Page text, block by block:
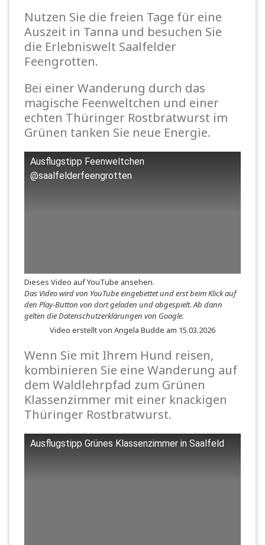
Nutzen Sie die freien Tage für eine
Auszeit in Tanna und besuchen Sie
die Erlebniswelt Saalfelder
Feengrotten.
Bei einer Wanderung durch das
magische Feenweltchen und einer
echten Thüringer Rostbratwurst im
Grünen tanken Sie neue Energie.
Ausflugstipp Feenweltchen
@saalfelderfeengrotten
Dieses Video auf YouTube ansehen.
Das Video wird von YouTube eingebettet und erst beim Klick auf
den Play-Button von dort geladen und abgespielt. Ab dann
gelten dieDatenschutzerklärungen von Google.
Video erstellt von Angela Budde am 15.03.2026
Wenn Sie mit Ihrem Hund reisen,
kombinieren Sie eine Wanderung auf
dem Waldlehrpfad zum Grünen
Klassenzimmer mit einer knackigen
Thüringer Rostbratwurst.
Ausflugstipp Grünes Klassenzimmer in Saalfeld